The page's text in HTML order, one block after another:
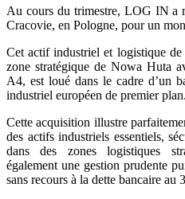
Au cours du trimestre, LOG IN a
Cracovie, en Pologne, pour un
Cet actif industriel et logistique
zone stratégique de Nowa Huta
A4, est loué dans le cadre d’un
industriel européen de premier plan.
Cette acquisition illustre
des actifs industriels essentiels,
dans des zones logistiques
également une gestion prudente
sans recours à la dette bancaire au